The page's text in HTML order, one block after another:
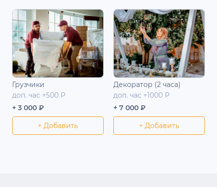
Грузчики
доп. час +500 Р
+ 3 000 ₽
+ Добавить
Декоратор (2 часа)
доп. час +1000 Р
+ 7 000 ₽
+ Добавить